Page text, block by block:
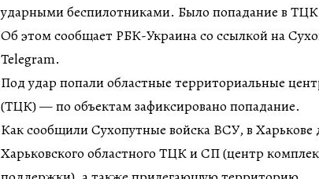
ударными беспилотниками. Было попадание в ТЦК
Об этом сообщает РБК-Украина со ссылкой на
Telegram.
Под удар попали областные территориальные
(ТЦК) — по объектам зафиксировано попадание.
Как сообщили Сухопутные войска ВСУ, в Харькове
Харьковского областного ТЦК и СП (центр